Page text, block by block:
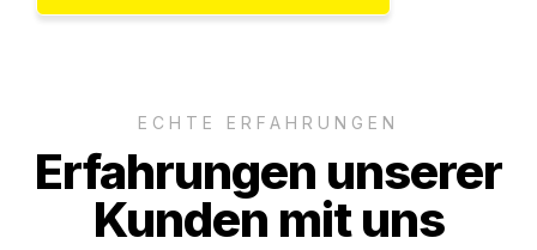
ECHTE ERFAHRUNGEN
Erfahrungen unserer
Kunden mit uns